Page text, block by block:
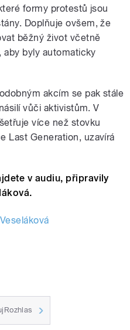
formy protestů jsou
Doplňuje ovšem, že
běžný život včetně
aby byly automaticky
akcím se pak stále
vůči aktivistům. V
více než stovku
Last Generation, uzavírá
v audiu, připravily